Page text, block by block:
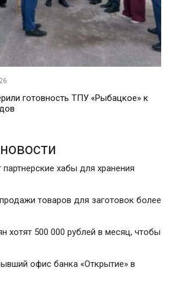
готовность ТПУ «Рыбацкое» к
партнерские хабы для хранения
товаров для заготовок более
хотят 500 000 рублей в месяц, чтобы
офис банка «Открытие» в